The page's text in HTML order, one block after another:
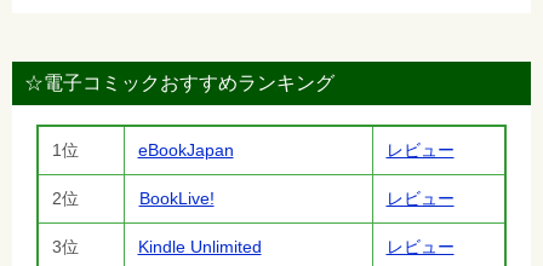
☆電子コミックおすすめランキング
1位 eBookJapan レビュー
2位 BookLive! レビュー
3位 Kindle Unlimited レビュー